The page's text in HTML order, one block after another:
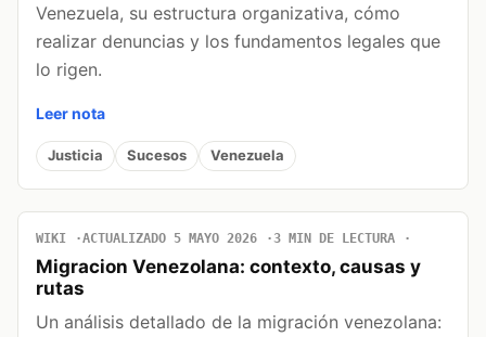
Venezuela, su estructura organizativa, cómo
realizar denuncias y los fundamentos legales que
lo rigen.
Leer nota
Justicia Sucesos Venezuela
WIKI ACTUALIZADO 5 MAYO 2026 3 MIN DE LECTURA
Migracion Venezolana: contexto, causas y
rutas
Un análisis detallado de la migración venezolana: